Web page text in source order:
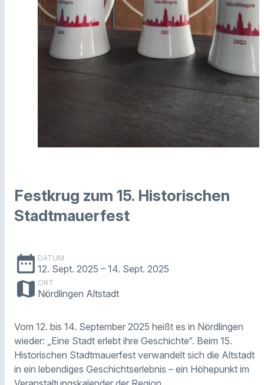
Festkrug zum 15. Historischen
Stadtmauerfest
date_range DATUM
12. Sept. 2025 – 14. Sept. 2025
map ORT
Nördlingen Altstadt
Vom 12. bis 14. September 2025 heißt es in Nördlingen
wieder: „Eine Stadt erlebt ihre Geschichte“. Beim 15.
Historischen Stadtmauerfest verwandelt sich die Altstadt
in ein lebendiges Geschichtserlebnis – ein Höhepunkt im